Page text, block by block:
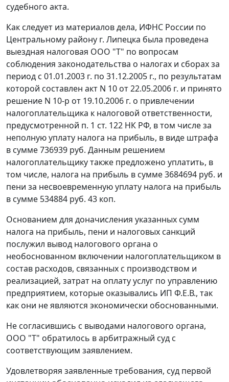
судебного акта.
Как следует из материалов дела, ИФНС России по
Центральному району г. Липецка была проведена
выездная налоговая ООО "Т" по вопросам
соблюдения законодательства о налогах и сборах за
период с 01.01.2003 г. по 31.12.2005 г., по результатам
которой составлен акт N 10 от 22.05.2006 г. и принято
решение N 10-р от 19.10.2006 г. о привлечении
налогоплательщика к налоговой ответственности,
предусмотренной п. 1 ст. 122 НК РФ, в том числе за
неполную уплату налога на прибыль, в виде штрафа
в сумме 736939 руб. Данным решением
налогоплательщику также предложено уплатить, в
том числе, налога на прибыль в сумме 3684694 руб. и
пени за несвоевременную уплату налога на прибыль
в сумме 534884 руб. 43 коп.
Основанием для доначисления указанных сумм
налога на прибыль, пени и налоговых санкций
послужил вывод налогового органа о
необоснованном включении налогоплательщиком в
состав расходов, связанных с производством и
реализацией, затрат на оплату услуг по управлению
предприятием, которые оказывались ИП Ф.Е.В., так
как они не являются экономически обоснованными.
Не согласившись с выводами налогового органа,
ООО "Т" обратилось в арбитражный суд с
соответствующим заявлением.
Удовлетворяя заявленные требования, суд первой